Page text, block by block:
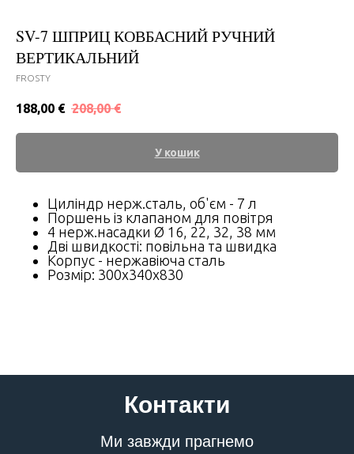
SV-7 ШПРИЦ КОВБАСНИЙ РУЧНИЙ
ВЕРТИКАЛЬНИЙ
FROSTY
188,00 € 208,00 €
У кошик
Циліндр нерж.сталь, об'єм - 7 л
Поршень із клапаном для повітря
4 нерж.насадки Ø 16, 22, 32, 38 мм
Дві швидкості: повільна та швидка
Корпус - нержавіюча сталь
Розмір: 300х340х830
Контакти
Ми завжди прагнемо